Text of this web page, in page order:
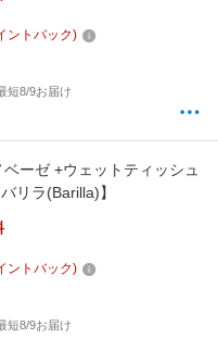
ントバック)
短8/9お届け
ーゼ +ウェットティッシュ
リラ(Barilla)】
ントバック)
短8/9お届け